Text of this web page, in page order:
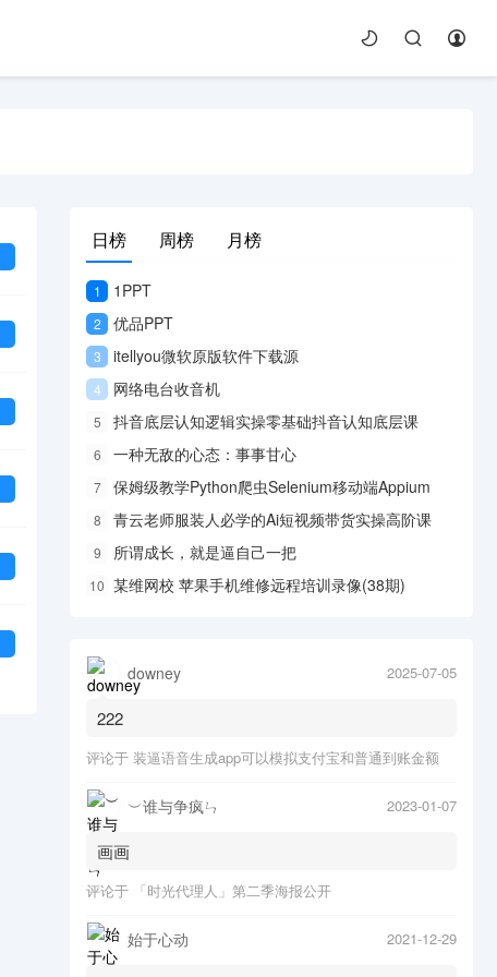
日榜 周榜 月榜
1 1PPT
2 优品PPT
3 itellyou微软原版软件下载源
4 网络电台收音机
5 抖音底层认知逻辑实操零基础抖音认知底层课
6 一种无敌的心态：事事甘心
7 保姆级教学Python爬虫Selenium移动端Appium
8 青云老师服装人必学的Ai短视频带货实操高阶课
9 所谓成长，就是逼自己一把
10 某维网校 苹果手机维修远程培训录像(38期)
downey 2025-07-05
222
评论于 装逼语音生成app可以模拟支付宝和普通到账金额
︶谁与争疯ㄣ 2023-01-07
画画
评论于 「时光代理人」第二季海报公开
始于心动 2021-12-29